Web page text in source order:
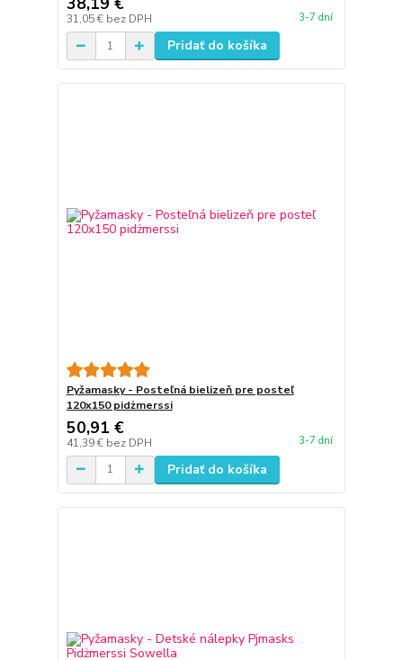
31,05 € bez DPH 3-7 dní
Pridať do košíka
Pyžamasky - Posteľná bielizeň pre posteľ
120x150 pidżmerssi
50,91 €
41,39 € bez DPH 3-7 dní
Pridať do košíka